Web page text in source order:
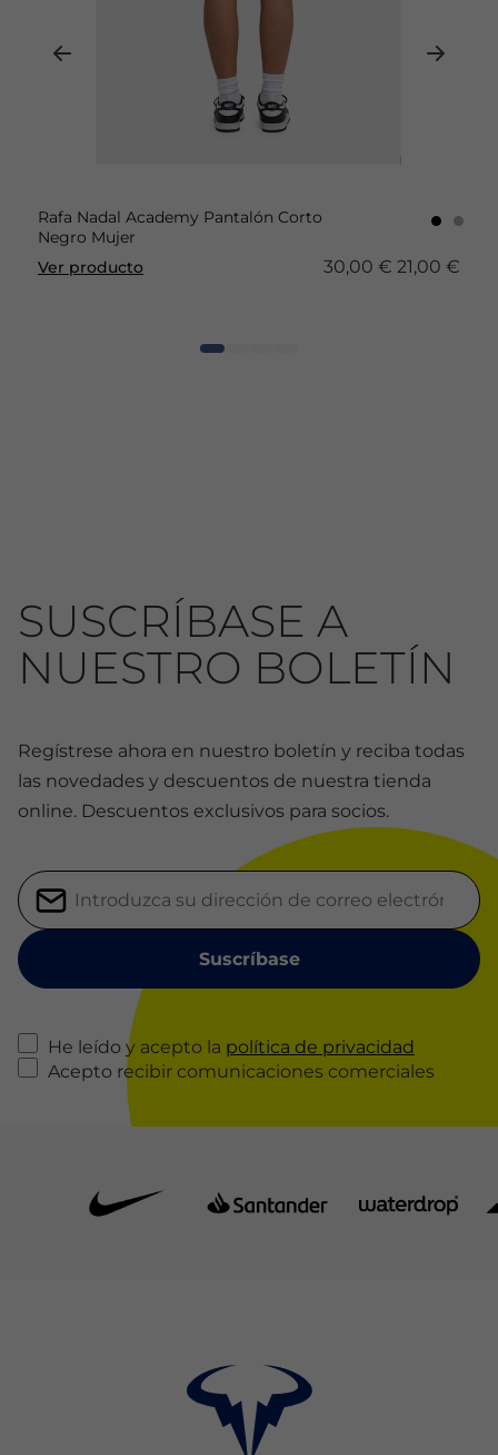
Rafa Nadal Academy Pantalón Corto
Negro Mujer
Ver producto
30,00 € 21,00 €
SUSCRÍBASE A
NUESTRO BOLETÍN
Regístrese ahora en nuestro boletín y reciba todas
las novedades y descuentos de nuestra tienda
online. Descuentos exclusivos para socios.
He leído y acepto la política de privacidad
Acepto recibir comunicaciones comerciales